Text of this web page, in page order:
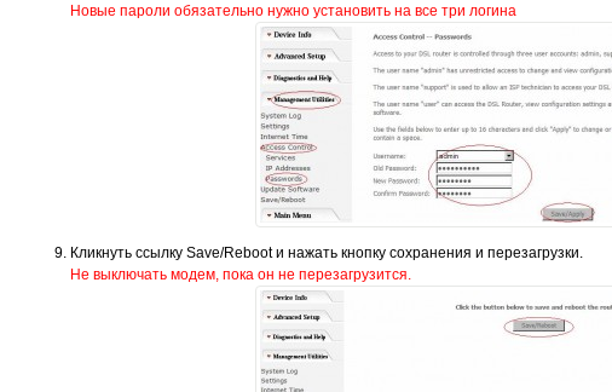
Новые пароли обязательно нужно установить на все три логина
Кликнуть ссылку Save/Reboot и нажать кнопку сохранения и перезагрузки.
Не выключать модем, пока он не перезагрузится.